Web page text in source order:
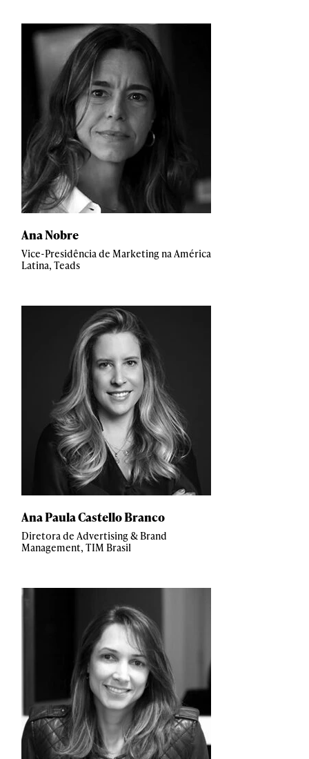
Ana Nobre
Vice-Presidência de Marketing na América
Latina, Teads
Ana Paula Castello Branco
Diretora de Advertising & Brand
Management, TIM Brasil